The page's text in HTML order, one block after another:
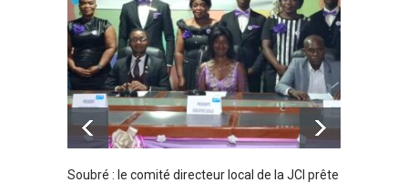
Soubré : le comité directeur local de la JCI prête